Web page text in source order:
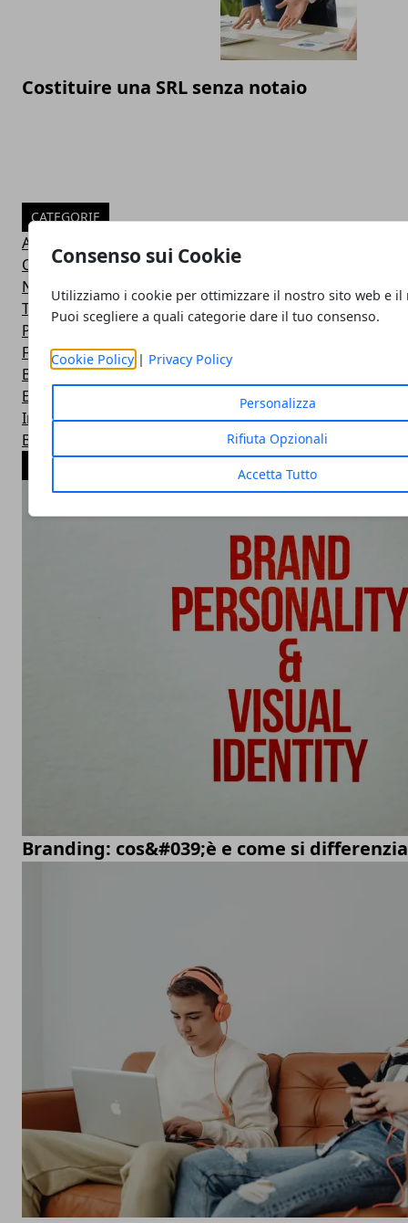
Consenso sui Cookie
Utilizziamo i cookie per ottimizzare il nostro sito web e il
Puoi scegliere a quali categorie dare il tuo consenso.
Cookie Policy| Privacy Policy
Personalizza
Rifiuta Opzionali
Accetta Tutto
Costituire una SRL senza notaio
CATEGORIE
Alimentazione
Consigli e guide
Notizie
Trending Web
Pizza e dintorni
Food
Business
Eventi
Innovazione
Brand
ARTICOLI POPOLARI
Branding: cos&#039;è e come si